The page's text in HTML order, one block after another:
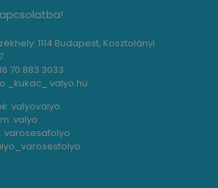
1114 Budapest, Kosztolányi
70 883 3033
_kukac_ valyo.hu
valyovalyo
valyo
varosesafolyo